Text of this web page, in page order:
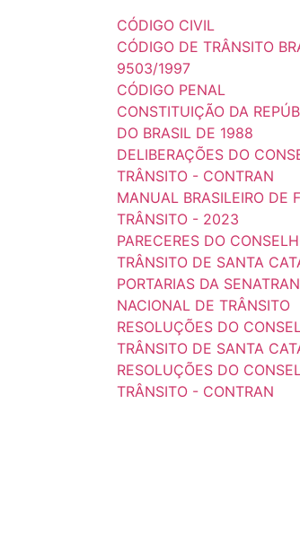
CÓDIGO CIVIL
CÓDIGO DE TRÂNSITO
9503/1997
CÓDIGO PENAL
CONSTITUIÇÃO DA
DO BRASIL DE 1988
DELIBERAÇÕES DO
TRÂNSITO - CONTRAN
MANUAL BRASILEIRO DE
TRÂNSITO - 2023
PARECERES DO
TRÂNSITO DE SANTA
PORTARIAS DA
NACIONAL DE TRÂNSITO
RESOLUÇÕES DO
TRÂNSITO DE SANTA
RESOLUÇÕES DO
TRÂNSITO - CONTRAN